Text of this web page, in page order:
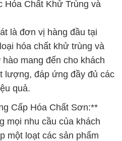
Hóa Chất Khử Trùng và
là đơn vị hàng đầu tại
hóa chất khử trùng và
mang đến cho khách
lượng, đáp ứng đầy đủ các
quả.
Cấp Hóa Chất Sơn:**
mọi nhu cầu của khách
một loạt các sản phẩm